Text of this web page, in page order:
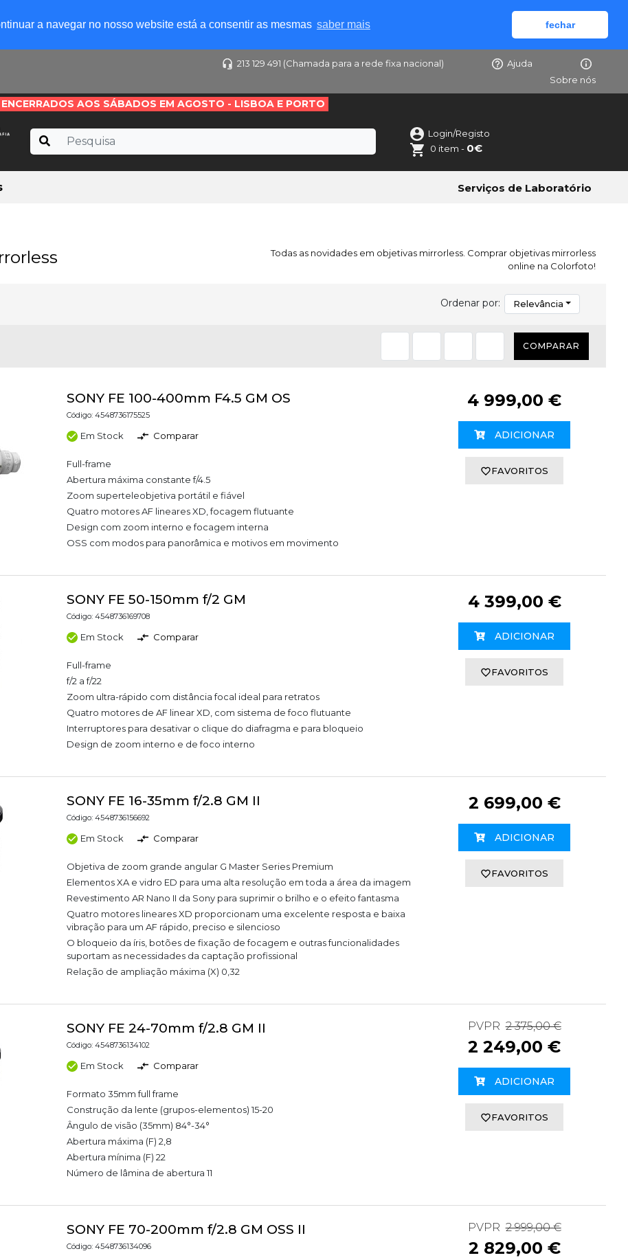
a navegar no nosso website está a consentir as mesmas saber mais fechar
213 129 491 (Chamada para a rede fixa nacional)
Ajuda
Sobre nós
ENCERRADOS AOS SÁBADOS EM AGOSTO - LISBOA E PORTO
Login/Registo
0 item - 0€
Serviços de Laboratório
Todas as novidades em objetivas mirrorless. Comprar objetivas mirrorless
online na Colorfoto!
Ordenar por: Relevância
COMPARAR
SONY FE 100-400mm F4.5 GM OS
Código: 4548736175525
Em Stock Comparar
Full-frame
Abertura máxima constante f/4.5
Zoom superteleobjetiva portátil e fiável
Quatro motores AF lineares XD, focagem flutuante
Design com zoom interno e focagem interna
OSS com modos para panorâmica e motivos em movimento
4 999,00 €
ADICIONAR
FAVORITOS
SONY FE 50-150mm f/2 GM
Código: 4548736169708
Em Stock Comparar
Full-frame
f/2 a f/22
Zoom ultra-rápido com distância focal ideal para retratos
Quatro motores de AF linear XD, com sistema de foco flutuante
Interruptores para desativar o clique do diafragma e para bloqueio
Design de zoom interno e de foco interno
4 399,00 €
ADICIONAR
FAVORITOS
SONY FE 16-35mm f/2.8 GM II
Código: 4548736156692
Em Stock Comparar
Objetiva de zoom grande angular G Master Series Premium
Elementos XA e vidro ED para uma alta resolução em toda a área da imagem
Revestimento AR Nano II da Sony para suprimir o brilho e o efeito fantasma
Quatro motores lineares XD proporcionam uma excelente resposta e baixa
vibração para um AF rápido, preciso e silencioso
O bloqueio da íris, botões de fixação de focagem e outras funcionalidades
suportam as necessidades da captação profissional
Relação de ampliação máxima (X) 0,32
2 699,00 €
ADICIONAR
FAVORITOS
SONY FE 24-70mm f/2.8 GM II
Código: 4548736134102
Em Stock Comparar
Formato 35mm full frame
Construção da lente (grupos-elementos) 15-20
Ângulo de visão (35mm) 84°-34°
Abertura máxima (F) 2,8
Abertura mínima (F) 22
Número de lâmina de abertura 11
PVPR 2 375,00 €
2 249,00 €
ADICIONAR
FAVORITOS
SONY FE 70-200mm f/2.8 GM OSS II
Código: 4548736134096
PVPR 2 999,00 €
2 829,00 €